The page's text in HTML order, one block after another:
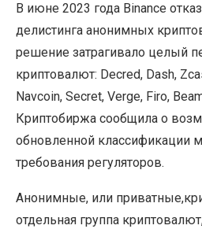
В июне 2023 года Binance
делистинга анонимных
решение затрагивало целый
криптовалют: Decred, Dash,
Navcoin, Secret, Verge, Firo,
Криптобиржа сообщила о
обновленной классификации
требования регуляторов.
Анонимные, или
отдельная группа